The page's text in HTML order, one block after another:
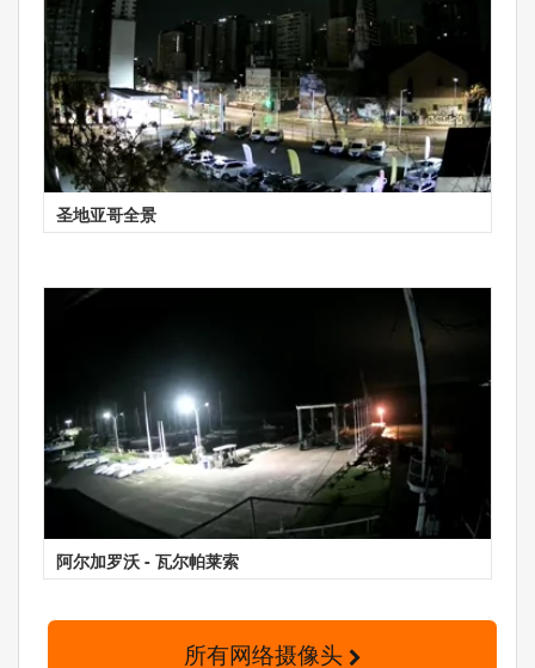
圣地亚哥全景
阿尔加罗沃 - 瓦尔帕莱索
所有网络摄像头